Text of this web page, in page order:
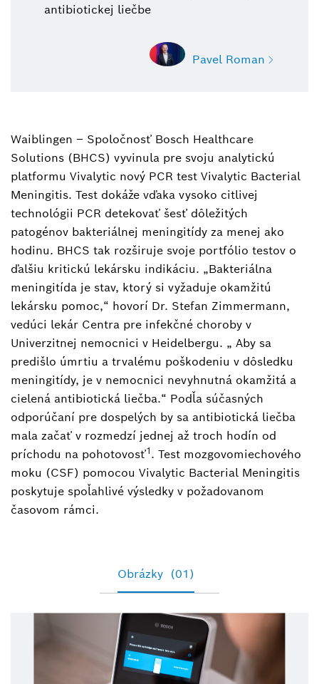
antibiotickej liečbe
Pavel Roman
Pavel Roman
Vedúci oddelenia korporátnej komunikácie
+420 261 300 595
Pavel.Roman@cz.bosch.com
Waiblingen – Spoločnosť Bosch Healthcare
Solutions (BHCS) vyvinula pre svoju analytickú
platformu Vivalytic nový PCR test Vivalytic Bacterial
Meningitis. Test dokáže vďaka vysoko citlivej
technológii PCR detekovať šesť dôležitých
patogénov bakteriálnej meningitídy za menej ako
hodinu. BHCS tak rozširuje svoje portfólio testov o
ďalšiu kritickú lekársku indikáciu. „Bakteriálna
meningitída je stav, ktorý si vyžaduje okamžitú
lekársku pomoc,“ hovorí Dr. Stefan Zimmermann,
vedúci lekár Centra pre infekčné choroby v
Univerzitnej nemocnici v Heidelbergu. „ Aby sa
predišlo úmrtiu a trvalému poškodeniu v dôsledku
meningitídy, je v nemocnici nevyhnutná okamžitá a
cielená antibiotická liečba.“ Podľa súčasných
odporúčaní pre dospelých by sa antibiotická liečba
mala začať v rozmedzí jednej až troch hodín od
príchodu na pohotovosť1 . Test mozgovomiechového
moku (CSF) pomocou Vivalytic Bacterial Meningitis
poskytuje spoľahlivé výsledky v požadovanom
časovom rámci.
Obrázky (01)